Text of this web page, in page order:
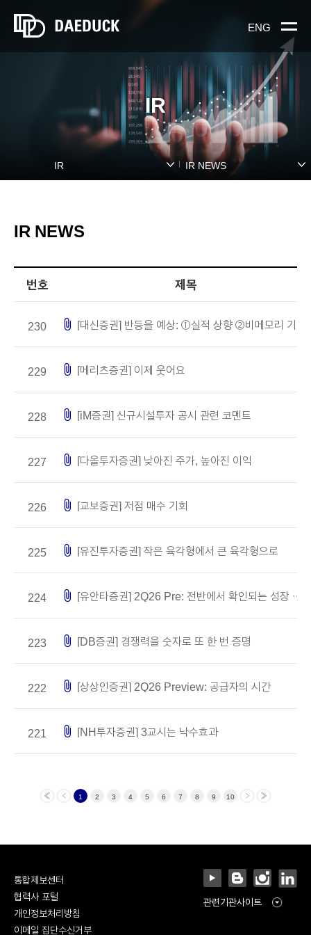
ENG
IR
IR IR NEWS
IR NEWS
번호 제목
230 attach_file
229 attach_file [메리츠증권] 이제 웃어요
228 attach_file [iM증권] 신규시설투자 공시 관련 코멘트
227 attach_file [다올투자증권] 낮아진 주가, 높아진 이익
226 attach_file [교보증권] 저점 매수 기회
225 attach_file [유진투자증권] 작은 육각형에서 큰 육각형으로
224 attach_file [유안타증권] 2Q26 Pre: 전반에서 확인되는 성장 동력
223 attach_file [DB증권] 경쟁력을 숫자로 또 한 번 증명
222 attach_file [상상인증권] 2Q26 Preview: 공급자의 시간
221 attach_file [NH투자증권] 3교시는 낙수효과
1 2 3 4 5 6 7 8 9 10
통합제보센터
협력사 포털
개인정보처리방침
이메일 집단수신거부
관련기관사이트